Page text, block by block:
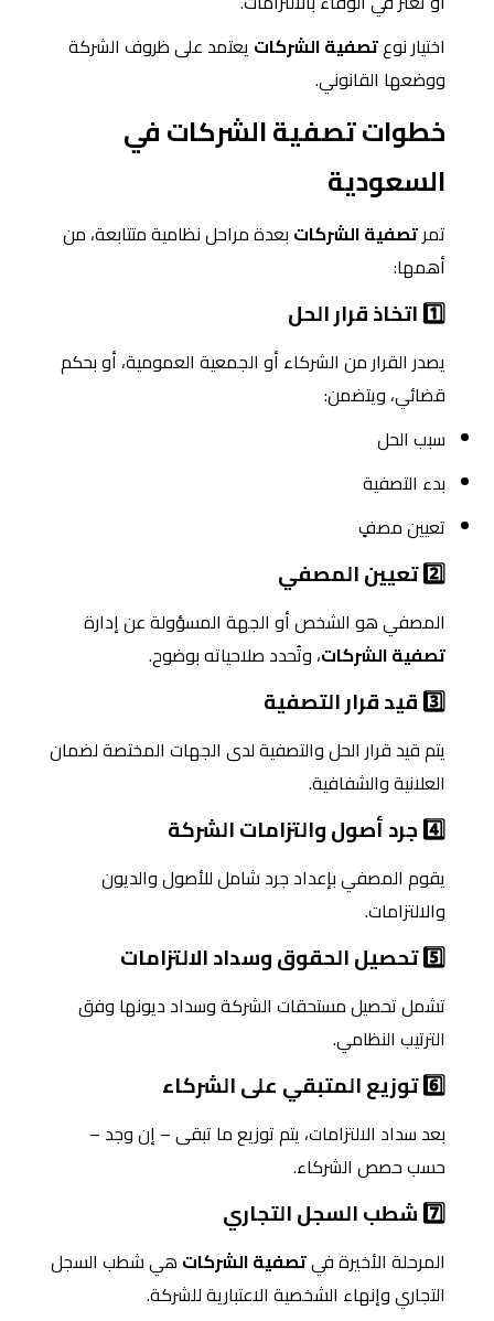
اختيار نوعتصفية الشركات يعتمد على ظروف الشركة
ووضعها القانوني.
خطوات تصفية الشركات في
السعودية
تمرتصفية الشركات بعدة مراحل نظامية متتابعة، من
أهمها:
1️⃣ اتخاذ قرار الحل
يصدر القرار من الشركاء أو الجمعية العمومية، أو بحكم
قضائي، ويتضمن:
سبب الحل
بدء التصفية
تعيين مصفٍ
2️⃣ تعيين المصفي
المصفي هو الشخص أو الجهة المسؤولة عن إدارة
تصفية الشركات، وتُحدد صلاحياته بوضوح.
3️⃣ قيد قرار التصفية
يتم قيد قرار الحل والتصفية لدى الجهات المختصة لضمان
العلانية والشفافية.
4️⃣ جرد أصول والتزامات الشركة
يقوم المصفي بإعداد جرد شامل للأصول والديون
والالتزامات.
5️⃣ تحصيل الحقوق وسداد الالتزامات
تشمل تحصيل مستحقات الشركة وسداد ديونها وفق
الترتيب النظامي.
6️⃣ توزيع المتبقي على الشركاء
بعد سداد الالتزامات، يتم توزيع ما تبقى – إن وجد –
حسب حصص الشركاء.
7️⃣ شطب السجل التجاري
المرحلة الأخيرة فيتصفية الشركات هي شطب السجل
التجاري وإنهاء الشخصية الاعتبارية للشركة.